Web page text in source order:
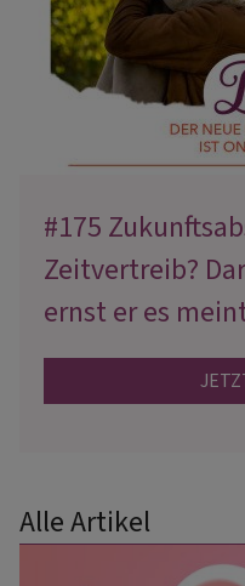
#175
Zeitvertreib?
ernst er es
Alle Artikel